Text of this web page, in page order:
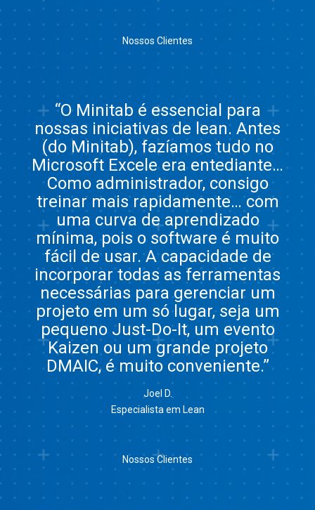
Nossos Clientes
“O Minitab é essencial para
nossas iniciativas de lean. Antes
(do Minitab), fazíamos tudo no
Microsoft Excel​e era entediante…
Como administrador, consigo
treinar mais rapidamente… com
uma curva de aprendizado
mínima, pois o software é muito
fácil de usar. A capacidade de
incorporar todas as ferramentas
necessárias para gerenciar um
projeto em um só lugar, seja um
pequeno Just-Do-It, um evento
Kaizen ou um grande projeto
DMAIC, é muito conveniente.”
Joel D.
Especialista em Lean
Nossos Clientes